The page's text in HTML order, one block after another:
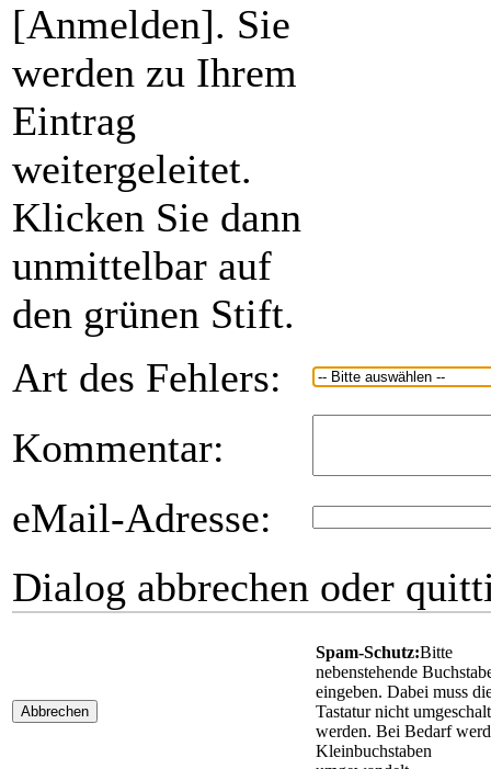
[Anmelden]. Sie
werden zu Ihrem
Eintrag
weitergeleitet.
Klicken Sie dann
unmittelbar auf
den grünen Stift.
Art des Fehlers:
Kommentar:
eMail-Adresse:
Dialog abbrechen oder
Abbrechen
Spam-Schutz:Bitte
nebenstehende
eingeben. Dabei muss
Tastatur nicht
werden. Bei Bedarf
Kleinbuchstaben